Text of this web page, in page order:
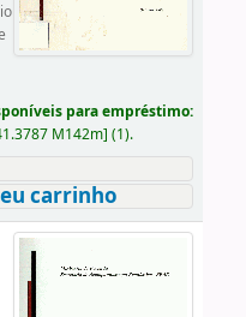
para empréstimo:
M142m] (1).
carrinho